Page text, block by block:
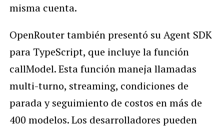
misma cuenta.
OpenRouter también presentó su Agent SDK
para TypeScript, que incluye la función
callModel. Esta función maneja llamadas
multi-turno, streaming, condiciones de
parada y seguimiento de costos en más de
400 modelos. Los desarrolladores pueden